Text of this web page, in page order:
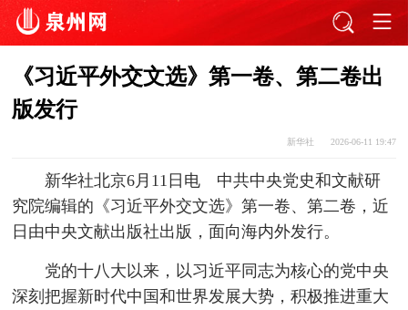
《习近平外交文选》第一卷、第二卷出
版发行
新华社 2026-06-11 19:47
新华社北京6月11日电 中共中央党史和文献研
究院编辑的《习近平外交文选》第一卷、第二卷，近
日由中央文献出版社出版，面向海内外发行。
党的十八大以来，以习近平同志为核心的党中央
深刻把握新时代中国和世界发展大势，积极推进重大